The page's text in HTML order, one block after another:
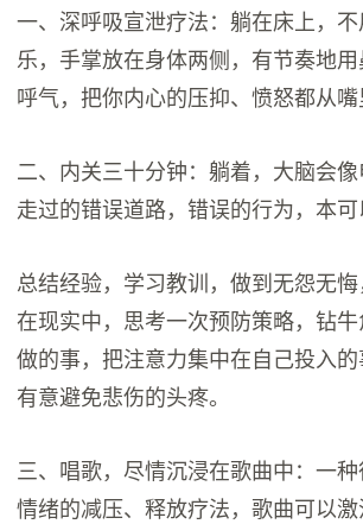
一、深呼吸宣泄疗法：躺在床上，
乐，手掌放在身体两侧，有节奏地
呼气，把你内心的压抑、愤怒都从
二、内关三十分钟：躺着，大脑会
走过的错误道路，错误的行为，本可
总结经验，学习教训，做到无怨无
在现实中，思考一次预防策略，钻
做的事，把注意力集中在自己投入
有意避免悲伤的头疼。
三、唱歌，尽情沉浸在歌曲中：一
情绪的减压、释放疗法，歌曲可以